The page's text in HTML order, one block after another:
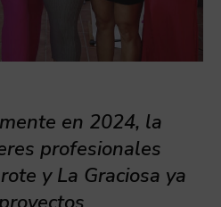
en 2024, la
profesionales
y La Graciosa ya